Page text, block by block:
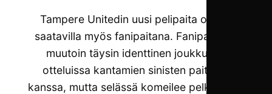
Tampere Unitedin uusi pelipaita on nyt
saatavilla myös fanipaitana. Fanipaita on
muutoin täysin identtinen joukkueen
otteluissa kantamien sinisten paitojen
kanssa, mutta selässä komeilee pelkästään